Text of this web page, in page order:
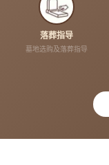
落葬指导
墓地选购及落葬指导